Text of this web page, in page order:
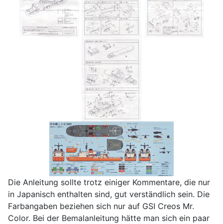
Die Anleitung sollte trotz einiger Kommentare, die nur
in Japanisch enthalten sind, gut verständlich sein. Die
Farbangaben beziehen sich nur auf GSI Creos Mr.
Color. Bei der Bemalanleitung hätte man sich ein paar